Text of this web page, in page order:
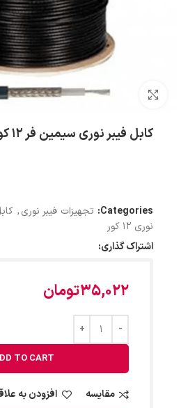
بزرگنمایی تصویر
کابل فیبر نوری سیمین فر 12 کور سینگل مود OFAC
Categories: تجهیزات فیبر نوری,
نوری 12 کور
اشتراک گذاری:
35,022تومان
TO CART
مقایسه افزودن به